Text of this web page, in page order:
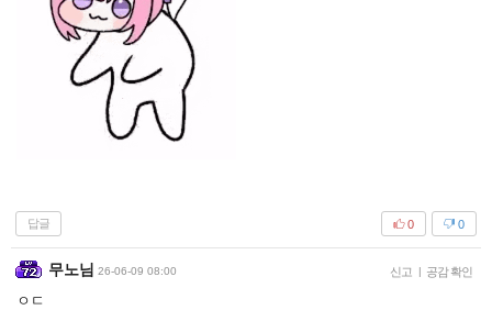
답글 0
0
무노님 26-06-09 08:00 신고 | 공감 확인
ㅇㄷ